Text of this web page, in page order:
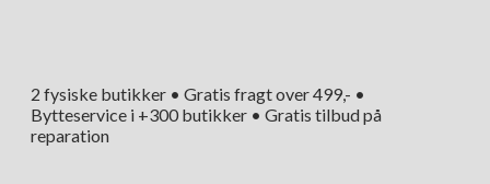
2 fysiske butikker • Gratis fragt over 499,- •
Bytteservice i +300 butikker • Gratis tilbud på
reparation